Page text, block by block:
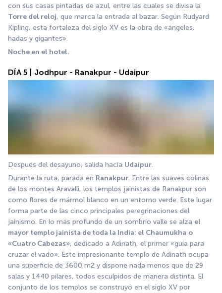
Torre del reloj, que marca la entrada al bazar. Según Rudyard
Kipling, esta fortaleza del siglo XV es la obra de «ángeles,
hadas y gigantes».
Noche en el hotel.
DÍA 5 | Jodhpur - Ranakpur - Udaipur
Después del desayuno, salida hacia Udaipur.
Durante la ruta, parada en Ranakpur. Entre las suaves colinas
de los montes Aravalli, los templos jainistas de Ranakpur son
como flores de mármol blanco en un entorno verde. Este lugar
forma parte de las cinco principales peregrinaciones del
jainismo. En lo más profundo de un sombrío valle se alza el
mayor templo jainista de toda la India: el Chaumukha o
«Cuatro Cabezas», dedicado a Adinath, el primer «guía para
cruzar el vado». Este impresionante templo de Adinath ocupa
una superficie de 3600 m2 y dispone nada menos que de 29
salas y 1440 pilares, todos esculpidos de manera distinta. El
conjunto de los templos se construyó en el siglo XV por